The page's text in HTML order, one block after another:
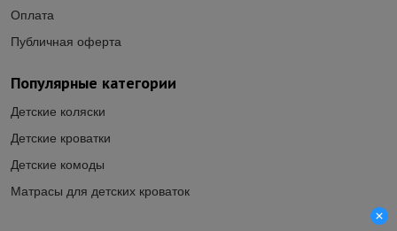
Популярные категории
Детские коляски
Детские кроватки
Детские комоды
Матрасы для детских кроваток
Оплата
Публичная оферта